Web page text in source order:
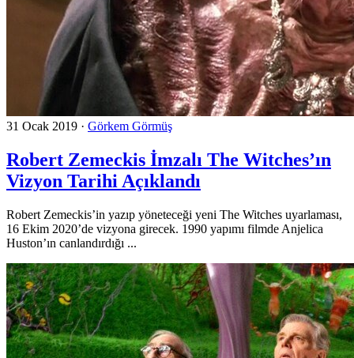
31 Ocak 2019 · Görkem Görmüş
Robert Zemeckis İmzalı The Witches’ın
Vizyon Tarihi Açıklandı
Robert Zemeckis’in yazıp yöneteceği yeni The Witches uyarlaması,
16 Ekim 2020’de vizyona girecek. 1990 yapımı filmde Anjelica
Huston’ın canlandırdığı ...